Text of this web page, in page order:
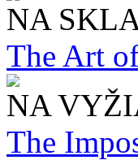
NA
The Art
NA
The